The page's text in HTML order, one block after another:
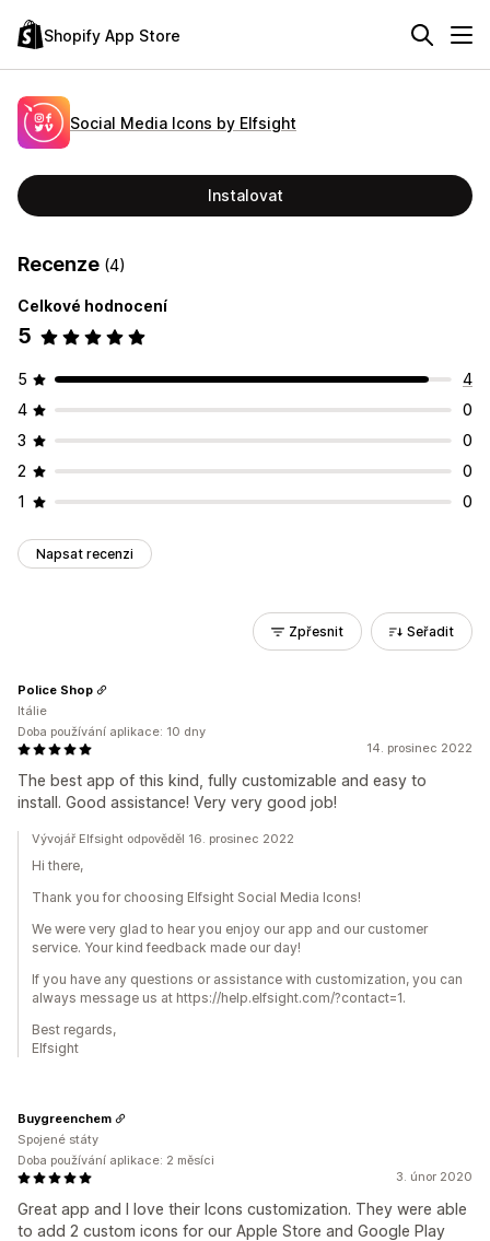
Shopify App Store
Social Media Icons by Elfsight
Instalovat
Recenze (4)
Celkové hodnocení
5
5
4
4
0
3
0
2
0
1
0
Napsat recenzi
Zpřesnit Seřadit
14. prosinec 2022
The best app of this kind, fully customizable and easy to
install. Good assistance! Very very good job!
Police Shop
Itálie
Doba používání aplikace: 10 dny
Vývojář Elfsight odpověděl 16. prosinec 2022
Hi there,
Thank you for choosing Elfsight Social Media Icons!
We were very glad to hear you enjoy our app and our customer
service. Your kind feedback made our day!
If you have any questions or assistance with customization, you can
always message us at https://help.elfsight.com/?contact=1.
Best regards,
Elfsight
3. únor 2020
Great app and I love their Icons customization. They were able
to add 2 custom icons for our Apple Store and Google Play
Buygreenchem
Spojené státy
Doba používání aplikace: 2 měsíci